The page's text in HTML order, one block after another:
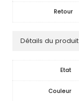
Retour
Détails du produit
Etat
Couleur